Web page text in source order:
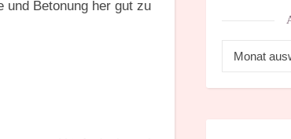
und Betonung her gut zu